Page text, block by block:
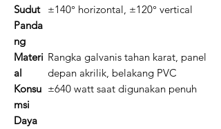
Sudut
Panda
ng
±140° horizontal, ±120° vertical
Materi
al
Rangka galvanis tahan karat, panel
depan akrilik, belakang PVC
Konsu
msi
Daya
±640 watt saat digunakan penuh